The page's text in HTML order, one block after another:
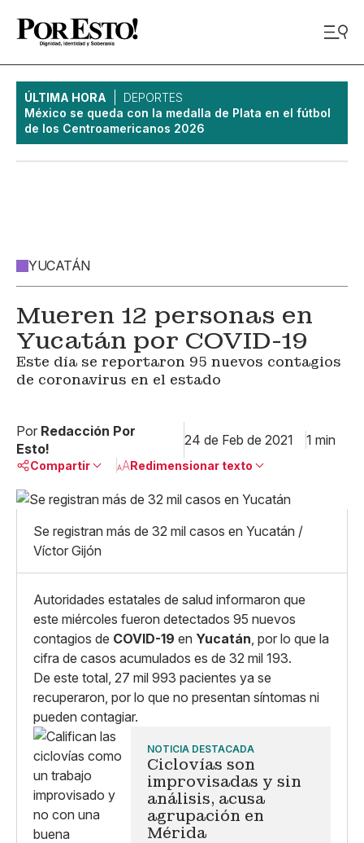
ÚLTIMA HORA
DEPORTES
México se queda con la medalla de Plata en el fútbol
de los Centroamericanos 2026
YUCATÁN
Mueren 12 personas en
Yucatán por COVID-19
Este día se reportaron 95 nuevos contagios
de coronavirus en el estado
Por Redacción Por
Esto!
24 de Feb de 2021 1 min
Compartir
Facebook
X
Whatsapp
Copiar enlace
Redimensionar texto
Mediano
Se registran más de 32 mil casos en Yucatán /
Víctor Gijón
Autoridades estatales de salud informaron que
este miércoles fueron detectados 95 nuevos
contagios de COVID-19 en Yucatán, por lo que la
cifra de casos acumulados es de 32 mil 193.
De este total, 27 mil 993 pacientes ya se
recuperaron, por lo que no presentan síntomas ni
pueden contagiar.
NOTICIA DESTACADA
Ciclovías son
improvisadas y sin
análisis, acusa
agrupación en
Mérida